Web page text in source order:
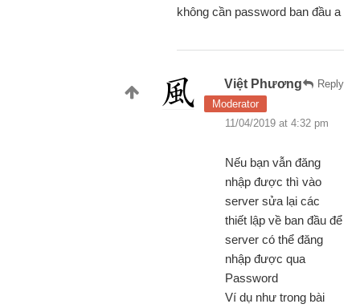
không cần password ban đầu a
Reply
Việt Phương
Moderator
11/04/2019 at 4:32 pm
Nếu bạn vẫn đăng
nhập được thì vào
server sửa lại các
thiết lập về ban đầu để
server có thể đăng
nhập được qua
Password
Ví dụ như trong bài